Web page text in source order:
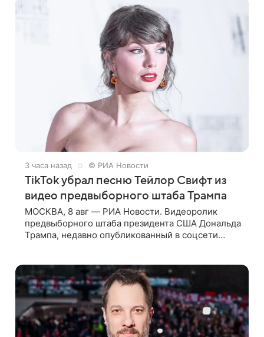
3 часа назад © РИА Новости
TikTok убрал песню Тейлор Свифт из
видео предвыборного штаба Трампа
МОСКВА, 8 авг — РИА Новости. Видеоролик
предвыборного штаба президента США Дональда
Трампа, недавно опубликованный в соцсети